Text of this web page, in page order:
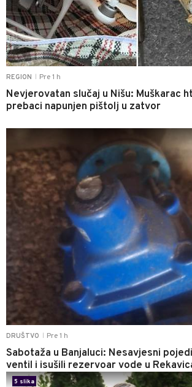
REGION Pre 1 h
Nevjerovatan slučaj u Nišu: Muškarac
prebaci napunjen pištolj u zatvor
DRUŠTVO Pre 1 h
Sabotaža u Banjaluci: Nesavjesni
ventil i isušili rezervoar vode u
5 slika